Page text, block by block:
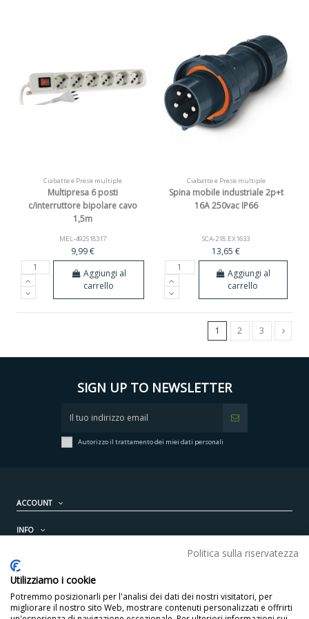
Ciabatte e Prese multiple
Multipresa 6 posti
c/interruttore bipolare cavo
1,5m
MEL-492518317
9,99 €
Aggiungi al
carrello
Ciabatte e Prese multiple
Spina mobile industriale 2p+t
16A 250vac IP66
SCA-218.EX1633
13,65 €
Aggiungi al
carrello
1 2 3
SIGN UP TO NEWSLETTER
Autorizzo il trattamento dei miei dati personali
ACCOUNT
INFO
CONTATTI
Politica sulla riservatezza
Utilizziamo i cookie
Potremmo posizionarli per l'analisi dei dati dei nostri visitatori, per
migliorare il nostro sito Web, mostrare contenuti personalizzati e offrirti